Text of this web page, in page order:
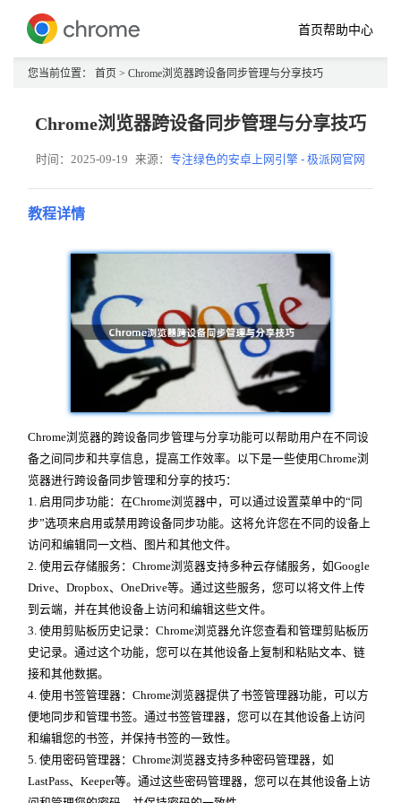
首页帮助中心
您当前位置： 首页 > Chrome浏览器跨设备同步管理与分享技巧
Chrome浏览器跨设备同步管理与分享技巧
时间：2025-09-19 来源：专注绿色的安卓上网引擎 - 极派网官网
教程详情
Chrome浏览器的跨设备同步管理与分享功能可以帮助用户在不同设
备之间同步和共享信息，提高工作效率。以下是一些使用Chrome浏
览器进行跨设备同步管理和分享的技巧：
1. 启用同步功能：在Chrome浏览器中，可以通过设置菜单中的“同
步”选项来启用或禁用跨设备同步功能。这将允许您在不同的设备上
访问和编辑同一文档、图片和其他文件。
2. 使用云存储服务：Chrome浏览器支持多种云存储服务，如Google
Drive、Dropbox、OneDrive等。通过这些服务，您可以将文件上传
到云端，并在其他设备上访问和编辑这些文件。
3. 使用剪贴板历史记录：Chrome浏览器允许您查看和管理剪贴板历
史记录。通过这个功能，您可以在其他设备上复制和粘贴文本、链
接和其他数据。
4. 使用书签管理器：Chrome浏览器提供了书签管理器功能，可以方
便地同步和管理书签。通过书签管理器，您可以在其他设备上访问
和编辑您的书签，并保持书签的一致性。
5. 使用密码管理器：Chrome浏览器支持多种密码管理器，如
LastPass、Keeper等。通过这些密码管理器，您可以在其他设备上访